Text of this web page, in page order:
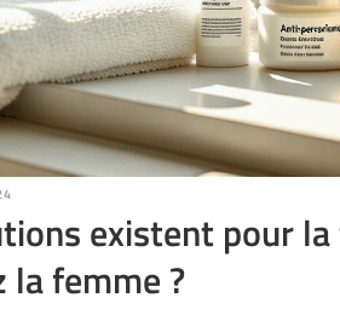
existent pour
la femme ?